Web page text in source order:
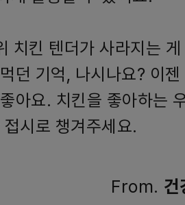
치킨 텐더가 사라지는
던 기억, 나시나요? 이
아요. 치킨을 좋아하는
시로 챙겨주세요.
From. 건